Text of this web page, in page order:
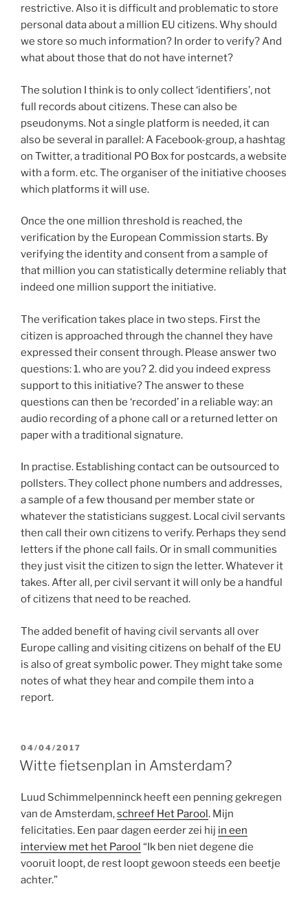
restrictive. Also it is difficult and problematic to store
personal data about a million EU citizens. Why should
we store so much information? In order to verify? And
what about those that do not have internet?
The solution I think is to only collect ‘identifiers’, not
full records about citizens. These can also be
pseudonyms. Not a single platform is needed, it can
also be several in parallel: A Facebook-group, a hashtag
on Twitter, a traditional PO Box for postcards, a website
with a form. etc. The organiser of the initiative chooses
which platforms it will use.
Once the one million threshold is reached, the
verification by the European Commission starts. By
verifying the identity and consent from a sample of
that million you can statistically determine reliably that
indeed one million support the initiative.
The verification takes place in two steps. First the
citizen is approached through the channel they have
expressed their consent through. Please answer two
questions: 1. who are you? 2. did you indeed express
support to this initiative? The answer to these
questions can then be ‘recorded’ in a reliable way: an
audio recording of a phone call or a returned letter on
paper with a traditional signature.
In practise. Establishing contact can be outsourced to
pollsters. They collect phone numbers and addresses,
a sample of a few thousand per member state or
whatever the statisticians suggest. Local civil servants
then call their own citizens to verify. Perhaps they send
letters if the phone call fails. Or in small communities
they just visit the citizen to sign the letter. Whatever it
takes. After all, per civil servant it will only be a handful
of citizens that need to be reached.
The added benefit of having civil servants all over
Europe calling and visiting citizens on behalf of the EU
is also of great symbolic power. They might take some
notes of what they hear and compile them into a
report.
GEPLAATST
OP
04/04/2017
Witte fietsenplan in Amsterdam?
Luud Schimmelpenninck heeft een penning gekregen
van de Amsterdam,schreef Het Parool. Mijn
felicitaties. Een paar dagen eerder zei hij in een
interview met het Parool “Ik ben niet degene die
vooruit loopt, de rest loopt gewoon steeds een beetje
achter.”